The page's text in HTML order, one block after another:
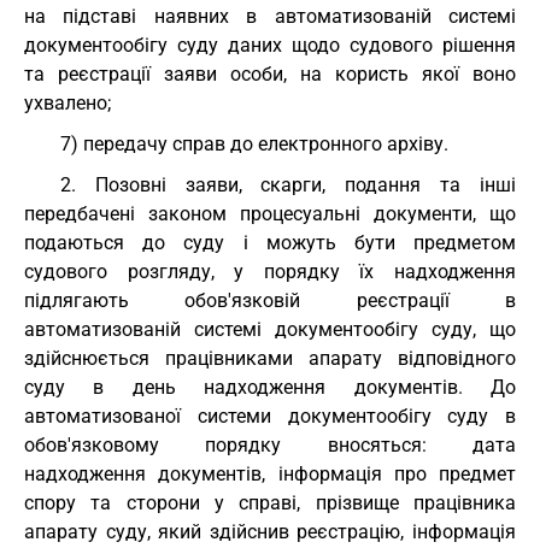
на підставі наявних в автоматизованій системі
документообігу суду даних щодо судового рішення
та реєстрації заяви особи, на користь якої воно
ухвалено;
7) передачу справ до електронного архіву.
2. Позовні заяви, скарги, подання та інші
передбачені законом процесуальні документи, що
подаються до суду і можуть бути предметом
судового розгляду, у порядку їх надходження
підлягають обов'язковій реєстрації в
автоматизованій системі документообігу суду, що
здійснюється працівниками апарату відповідного
суду в день надходження документів. До
автоматизованої системи документообігу суду в
обов'язковому порядку вносяться: дата
надходження документів, інформація про предмет
спору та сторони у справі, прізвище працівника
апарату суду, який здійснив реєстрацію, інформація